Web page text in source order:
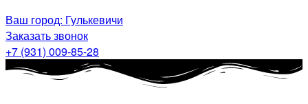
Ваш город: Гулькевичи
Заказать звонок
+7 (931) 009-85-28